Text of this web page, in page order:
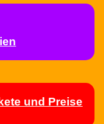
und Preise